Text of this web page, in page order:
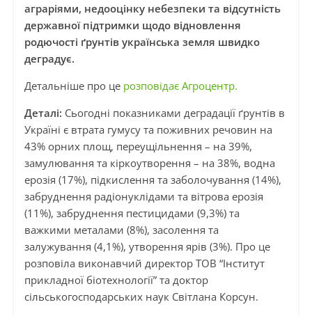
аграріями, недооцінку небезпеки та відсутність
державної підтримки щодо відновлення
родючості ґрунтів українська земля швидко
деградує.
Детальніше про це розповідає Агроцентр.
Деталі: Сьогодні показниками деградації ґрунтів в
Україні є втрата гумусу та поживних речовин на
43% орних площ, переущільнення – на 39%,
замулювання та кіркоутворення – на 38%, водна
ерозія (17%), підкислення та заболочування (14%),
забруднення радіонуклідами та вітрова ерозія
(11%), забруднення пестицидами (9,3%) та
важкими металами (8%), засолення та
залужування (4,1%), утворення ярів (3%). Про це
розповіла виконавчий директор ТОВ “Інститут
прикладної біотехнології” та доктор
сільськогосподарських наук Світлана Корсун.